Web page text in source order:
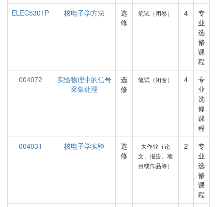
ELEC5301P
核电子学方法
选
修
笔试（闭卷） 4
专
业
选
修
课
程
004072
实验物理中的信号
采集处理
选
修
笔试（闭卷） 4
专
业
选
修
课
程
004031
核电子学实验
选
修
大作业（论
文、报告、项
目或作品等）
2
专
业
选
修
课
程